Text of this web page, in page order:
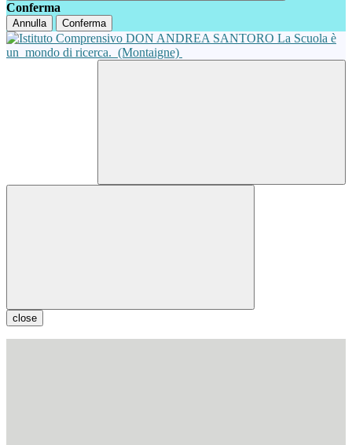
Conferma
Annulla Conferma
La Scuola è
un mondo di ricerca. (Montaigne)
close